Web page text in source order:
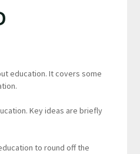
education. It covers some
Key ideas are briefly
to round off the